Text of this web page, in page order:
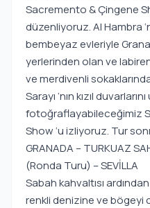
Sacremento & Çingene
düzenliyoruz. Al Hambra
bembeyaz evleriyle
yerlerinden olan ve
ve merdivenli
Sarayı ‘nın kızıl
fotoğraflayabileceğimiz
Show ‘u izliyoruz. Tur
GRANADA – TURKUAZ
(Ronda Turu) – SEVİLLA
Sabah kahvaltısı
renkli denizine ve bögeyi